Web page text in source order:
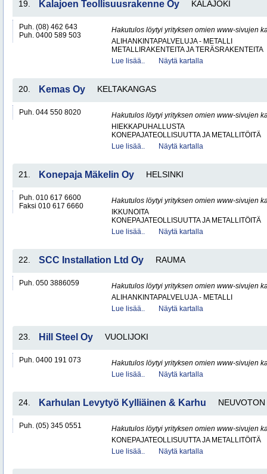
19. Kalajoen Teollisuusrakenne Oy KALAJOKI
Puh. (08) 462 643
Puh. 0400 589 503
Hakutulos löytyi yrityksen omien www-sivujen
ALIHANKINTAPALVELUJA - METALLI
METALLIRAKENTEITA JA TERÄSRAKENTEITA
Lue lisää..
Näytä kartalla
20. Kemas Oy KELTAKANGAS
Puh. 044 550 8020
Hakutulos löytyi yrityksen omien www-sivujen
HIEKKAPUHALLUSTA
KONEPAJATEOLLISUUTTA JA METALLITÖITÄ
Lue lisää..
Näytä kartalla
21. Konepaja Mäkelin Oy HELSINKI
Puh. 010 617 6600
Faksi 010 617 6660
Hakutulos löytyi yrityksen omien www-sivujen
IKKUNOITA
KONEPAJATEOLLISUUTTA JA METALLITÖITÄ
Lue lisää..
Näytä kartalla
22. SCC Installation Ltd Oy RAUMA
Puh. 050 3886059
Hakutulos löytyi yrityksen omien www-sivujen
ALIHANKINTAPALVELUJA - METALLI
Lue lisää..
Näytä kartalla
23. Hill Steel Oy VUOLIJOKI
Puh. 0400 191 073
Hakutulos löytyi yrityksen omien www-sivujen
Lue lisää..
Näytä kartalla
24. Karhulan Levytyö Kylliäinen & Karhu NEUVOTON
Puh. (05) 345 0551
Hakutulos löytyi yrityksen omien www-sivujen
KONEPAJATEOLLISUUTTA JA METALLITÖITÄ
Lue lisää..
Näytä kartalla